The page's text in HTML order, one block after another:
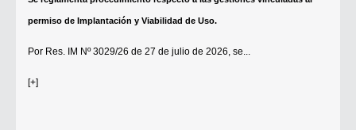
permiso de Implantación y Viabilidad de Uso.
Por Res. IM Nº 3029/26 de 27 de julio de 2026, se...
[+]